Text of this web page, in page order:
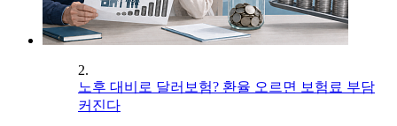
2.
노후 대비로 달러보험? 환율 오르면 보험료 부담
커진다